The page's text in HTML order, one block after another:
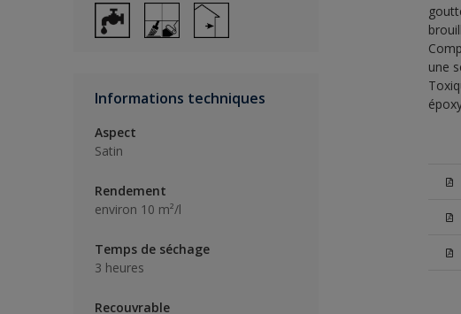
Informations techniques
Aspect
Satin
Rendement
environ 10 m²/l
Temps de séchage
3 heures
Recouvrable
une